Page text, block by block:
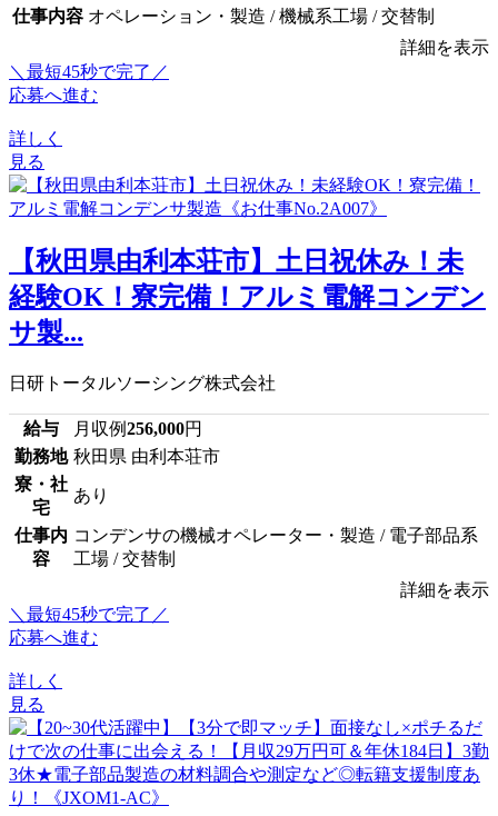
仕事内容 オペレーション・製造 / 機械系工場 / 交替制
詳細を表示
＼最短45秒で完了／
応募へ進む
詳しく
見る
【秋田県由利本荘市】土日祝休み！未
経験OK！寮完備！アルミ電解コンデン
サ製...
日研トータルソーシング株式会社
給与 月収例256,000円
勤務地 秋田県 由利本荘市
寮・社
宅
あり
仕事内
容
コンデンサの機械オペレーター・製造 / 電子部品系
工場 / 交替制
詳細を表示
＼最短45秒で完了／
応募へ進む
詳しく
見る